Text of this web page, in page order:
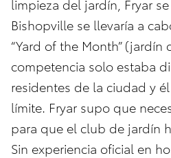
limpieza del jardín, Fryar
Bishopville se llevaría a
“Yard of the Month” (jardín
competencia solo estaba
residentes de la ciudad y
límite. Fryar supo que
para que el club de jardín
Sin experiencia oficial en